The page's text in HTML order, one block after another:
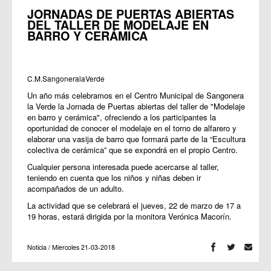
JORNADAS DE PUERTAS ABIERTAS
DEL TALLER DE MODELAJE EN
BARRO Y CERÁMICA
C.M.SangoneralaVerde
Un año más celebramos en el Centro Municipal de Sangonera
la Verde la Jornada de Puertas abiertas del taller de "Modelaje
en barro y cerámica", ofreciendo a los participantes la
oportunidad de conocer el modelaje en el torno de alfarero y
elaborar una vasija de barro que formará parte de la “Escultura
colectiva de cerámica” que se expondrá en el propio Centro.
Cualquier persona interesada puede acercarse al taller,
teniendo en cuenta que los niños y niñas deben ir
acompañados de un adulto.
La actividad que se celebrará el jueves, 22 de marzo de 17 a
19 horas, estará dirigida por la monitora Verónica Macorín.
Noticia / Miercoles 21-03-2018